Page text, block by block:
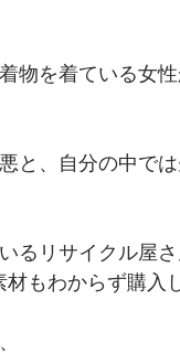
物を着ている女
と、自分の中では
るリサイクル屋
もわからず購入